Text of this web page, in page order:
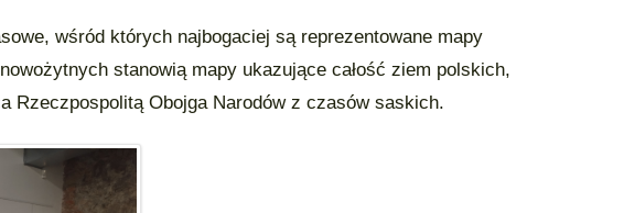
wśród których najbogaciej są reprezentowane mapy
stanowią mapy ukazujące całość ziem polskich,
Rzeczpospolitą Obojga Narodów z czasów saskich.